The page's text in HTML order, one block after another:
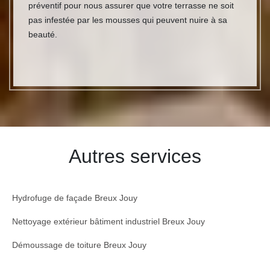
préventif pour nous assurer que votre terrasse ne soit
pas infestée par les mousses qui peuvent nuire à sa
beauté.
Autres services
Hydrofuge de façade Breux Jouy
Nettoyage extérieur bâtiment industriel Breux Jouy
Démoussage de toiture Breux Jouy